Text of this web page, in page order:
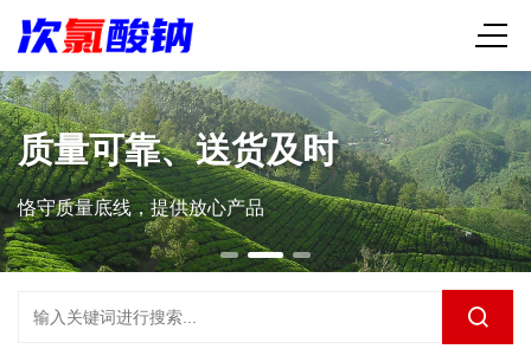
质量可靠、送货及时
恪守质量底线，提供放心产品